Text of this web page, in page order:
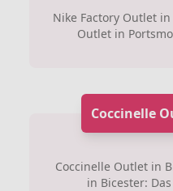
Nike Factory Outlet
Outlet in
Coccinelle
Coccinelle Outlet in
in Bicester: